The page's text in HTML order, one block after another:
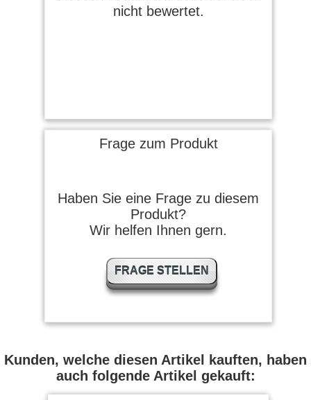
nicht bewertet.
Frage zum Produkt
Haben Sie eine Frage zu diesem
Produkt?
Wir helfen Ihnen gern.
FRAGE STELLEN
Kunden, welche diesen Artikel kauften, haben
auch folgende Artikel gekauft: